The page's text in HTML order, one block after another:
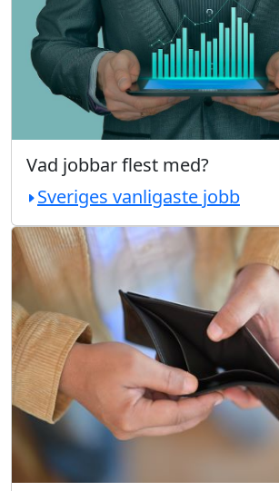
Vad jobbar flest med?
Sveriges vanligaste jobb